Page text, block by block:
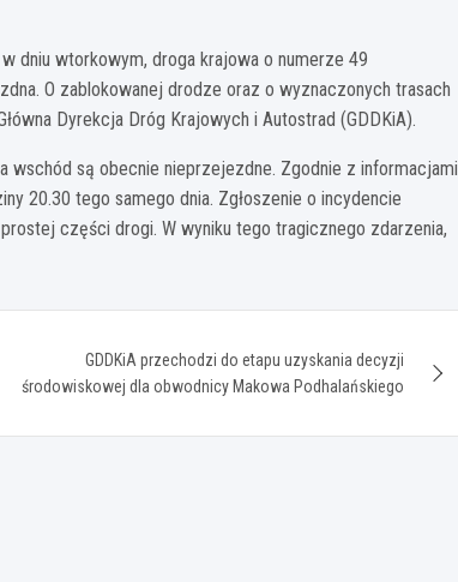
dniu wtorkowym, droga krajowa o numerze 49
O zablokowanej drodze oraz o wyznaczonych trasach
Dyrekcja Dróg Krajowych i Autostrad (GDDKiA).
wschód są obecnie nieprzejezdne. Zgodnie z informacjami
20.30 tego samego dnia. Zgłoszenie o incydencie
części drogi. W wyniku tego tragicznego zdarzenia,
GDDKiA przechodzi do etapu uzyskania decyzji
środowiskowej dla obwodnicy Makowa Podhalańskiego